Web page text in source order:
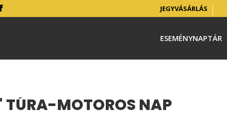
JEGYVÁSÁRLÁS
ESEMÉNYNAPTÁR
MOTOROS NAP